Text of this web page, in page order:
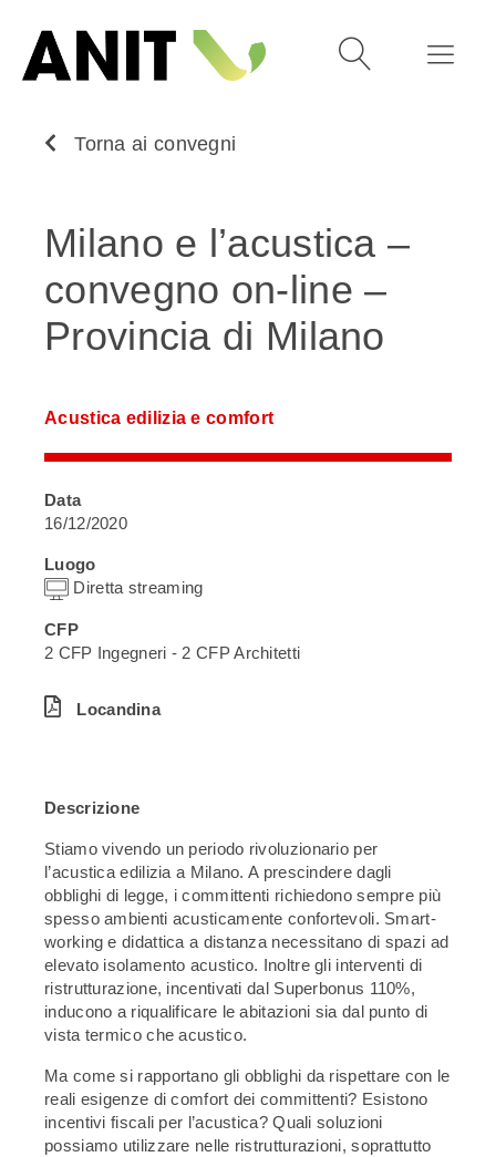
Torna ai convegni
Milano e l’acustica –
convegno on-line –
Provincia di Milano
Acustica edilizia e comfort
Data
16/12/2020
Luogo
Diretta streaming
CFP
2 CFP Ingegneri - 2 CFP Architetti
Locandina
Descrizione
Stiamo vivendo un periodo rivoluzionario per
l’acustica edilizia a Milano. A prescindere dagli
obblighi di legge, i committenti richiedono sempre più
spesso ambienti acusticamente confortevoli. Smart-
working e didattica a distanza necessitano di spazi ad
elevato isolamento acustico. Inoltre gli interventi di
ristrutturazione, incentivati dal Superbonus 110%,
inducono a riqualificare le abitazioni sia dal punto di
vista termico che acustico.
Ma come si rapportano gli obblighi da rispettare con le
reali esigenze di comfort dei committenti? Esistono
incentivi fiscali per l’acustica? Quali soluzioni
possiamo utilizzare nelle ristrutturazioni, soprattutto